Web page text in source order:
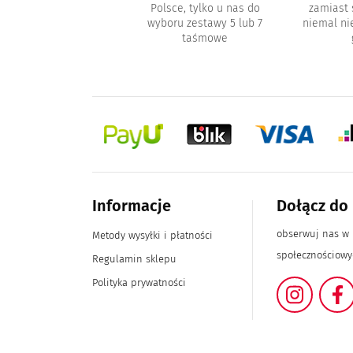
Polsce, tylko u nas do
wyboru zestawy 5 lub 7
taśmowe
zamiast
niemal
Informacje
Metody wysyłki i płatności
Regulamin sklepu
Polityka prywatności
Dołącz do
obserwuj nas w